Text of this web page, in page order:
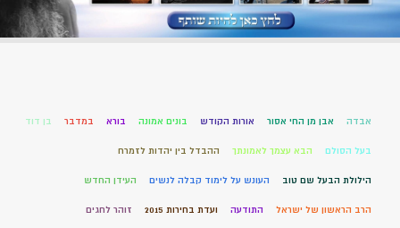
אבדה אבן מן החי אסור אורות הקודש בונים אמונה בורא במדבר בן דוד
בעל הסולם הבא עצמך לאמונתך ההבדל בין יהדות לזמרח
הילולת הבעל שם טוב העונש על לימוד קבלה לנשים העידן החדש
הרב הראשון של ישראל התודעה ועדת בחירות 2015 זוהר לחגים